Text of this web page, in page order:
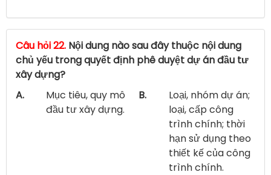
Câu hỏi 22. Nội dung nào sau đây thuộc nội dung
chủ yếu trong quyết định phê duyệt dự án đầu tư
xây dựng?
A.
Mục tiêu, quy mô
đầu tư xây dựng.
B.
Loại, nhóm dự án;
loại, cấp công
trình chính; thời
hạn sử dụng theo
thiết kế của công
trình chính.